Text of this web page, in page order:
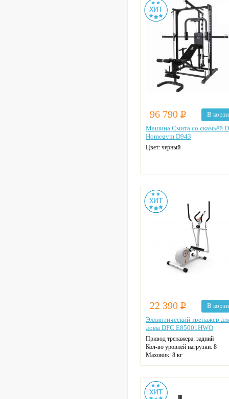
96 790 Р
В
Машина Смита со скамьёй
Homegym D943
Цвет: черный
22 390 Р
В
Эллиптический тренажер
дома DFC E85001HWO
Привод тренажера: задний
Кол-во уровней нагрузки: 8
Маховик: 8 кг
Датчики пульса
Цвет: белый, оранжевый